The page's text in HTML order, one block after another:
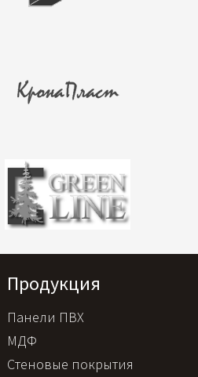
Продукция
Панели ПВХ
МДФ
Стеновые покрытия